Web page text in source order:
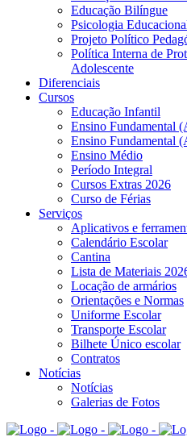
Educação Bilíngue
Psicologia
Projeto Político
Política Interna de
Adolescente
Diferenciais
Cursos
Educação Infantil
Ensino Fundamental
Ensino Fundamental
Ensino Médio
Período Integral
Cursos Extras 2026
Curso de Férias
Serviços
Aplicativos e
Calendário Escolar
Cantina
Lista de Materiais
Locação de armários
Orientações e Normas
Uniforme Escolar
Transporte Escolar
Bilhete Único escolar
Contratos
Notícias
Notícias
Galerias de Fotos